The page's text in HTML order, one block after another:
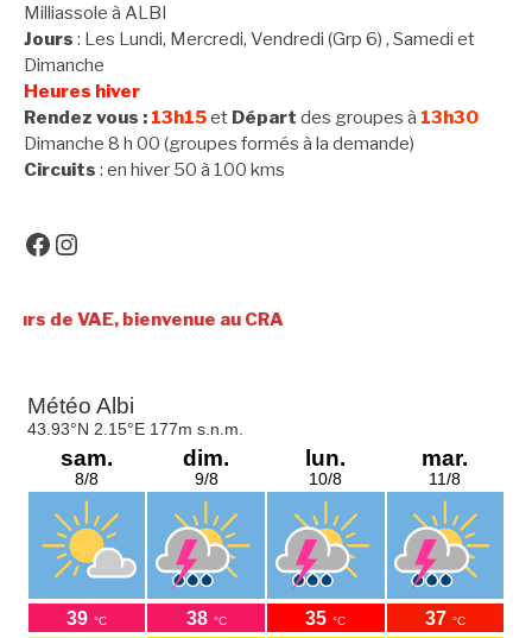
Milliassole à ALBI
Jours : Les Lundi, Mercredi, Vendredi (Grp 6) , Samedi et
Dimanche
Heures hiver
Rendez vous : 13h15et Départ des groupes à 13h30
Dimanche 8 h 00 (groupes formés à la demande)
Circuits : en hiver 50 à 100 kms
Facebook
au CRA